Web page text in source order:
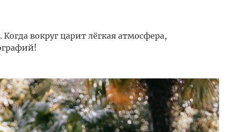
вокруг царит лёгкая атмосфера,